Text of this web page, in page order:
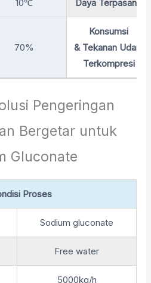
10℃ Daya Terpasang
70%
Konsumsi
& Tekanan Udara
Terkompresi
Pengeringan
Bergetar untuk
Gluconate
Proses
Sodium gluconate
Free water
5000kg/h